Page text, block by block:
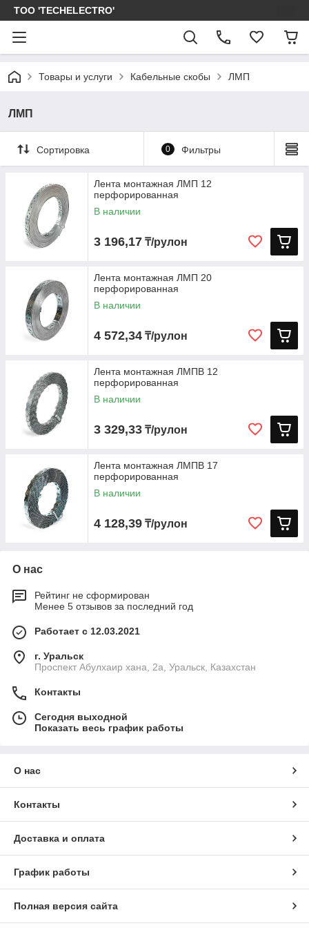
ТОО 'TECHELECTRO'
Товары и услуги Кабельные скобы ЛМП
ЛМП
Сортировка 0 Фильтры
Лента монтажная ЛМП 12
перфорированная
В наличии
3 196,17 ₸/рулон
Лента монтажная ЛМП 20
перфорированная
В наличии
4 572,34 ₸/рулон
Лента монтажная ЛМПВ 12
перфорированная
В наличии
3 329,33 ₸/рулон
Лента монтажная ЛМПВ 17
перфорированная
В наличии
4 128,39 ₸/рулон
О нас
Рейтинг не сформирован
Менее 5 отзывов за последний год
Работает с 12.03.2021
г. Уральск
Проспект Абулхаир хана, 2а, Уральск, Казахстан
Контакты
Сегодня выходной
Показать весь график работы
О нас
Контакты
Доставка и оплата
График работы
Полная версия сайта